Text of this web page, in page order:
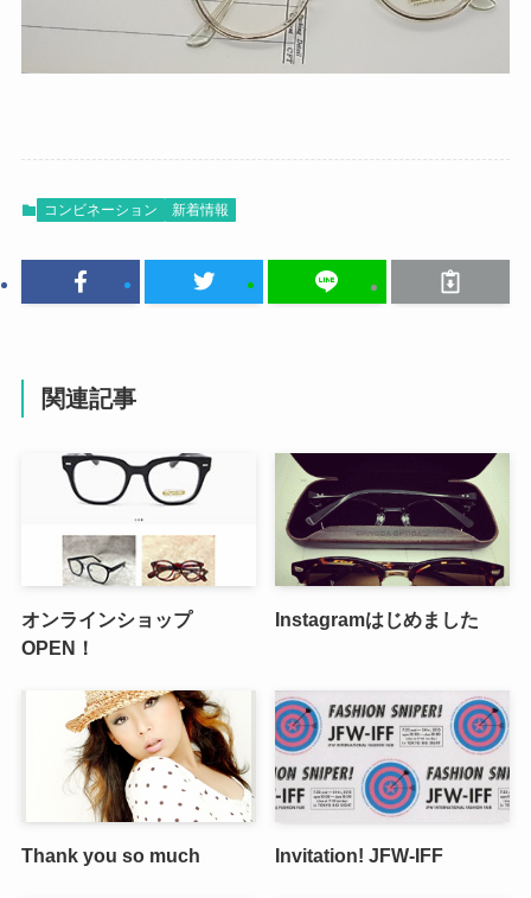
コンビネーション 新着情報
関連記事
オンラインショップ
OPEN！
Instagramはじめました
Thank you so much Invitation! JFW-IFF